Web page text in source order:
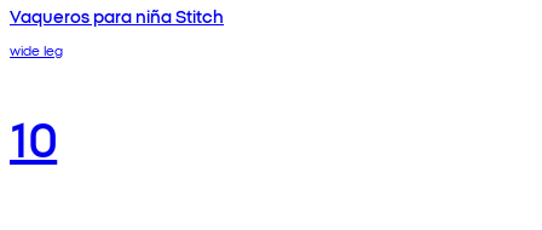
Vaqueros para niña Stitch
wide leg
10